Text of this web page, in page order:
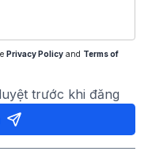
Privacy Policy and Terms of
trước khi đăng